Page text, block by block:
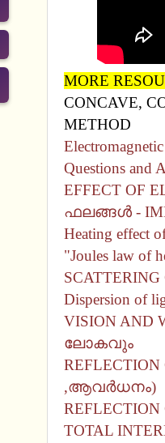
MORE
CONCAVE,
METHOD
Questions and
EFFECT
ഫലങ്ങൾ -
Heating
"Joules law of
Dispersion of
VISION
ലോകവും
,ആവർധനം)
TOTAL